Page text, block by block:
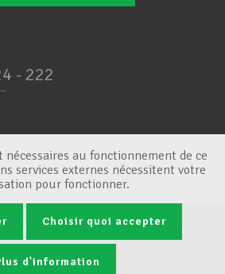
- 222
générales Gestion des cookies
nécessaires au fonctionnement de ce
services externes nécessitent votre
pour fonctionner.
Choisir quoi accepter
d'information